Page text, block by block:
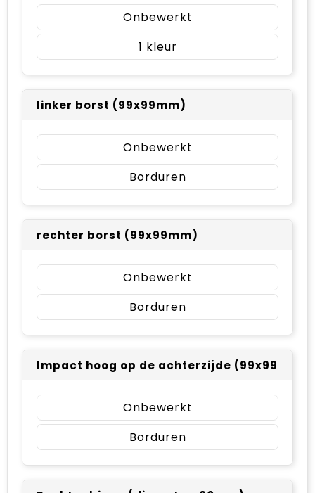
Onbewerkt
1
linker borst (99x99mm)
Onbewerkt
Borduren
rechter borst (99x99mm)
Onbewerkt
Borduren
Impact hoog op de achterzijde (99x99mm)
Onbewerkt
Borduren